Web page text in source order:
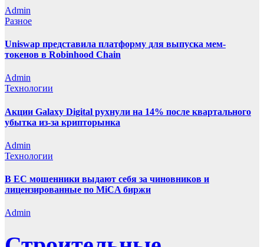
Admin
Разное
Uniswap представила платформу для выпуска мем-
токенов в Robinhood Chain
Admin
Технологии
Акции Galaxy Digital рухнули на 14% после квартального
убытка из-за крипторынка
Admin
Технологии
В ЕС мошенники выдают себя за чиновников и
лицензированные по MiCA биржи
Admin